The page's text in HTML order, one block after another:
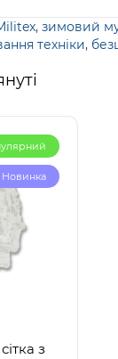
, зимовий
техніки,
Новинка
з